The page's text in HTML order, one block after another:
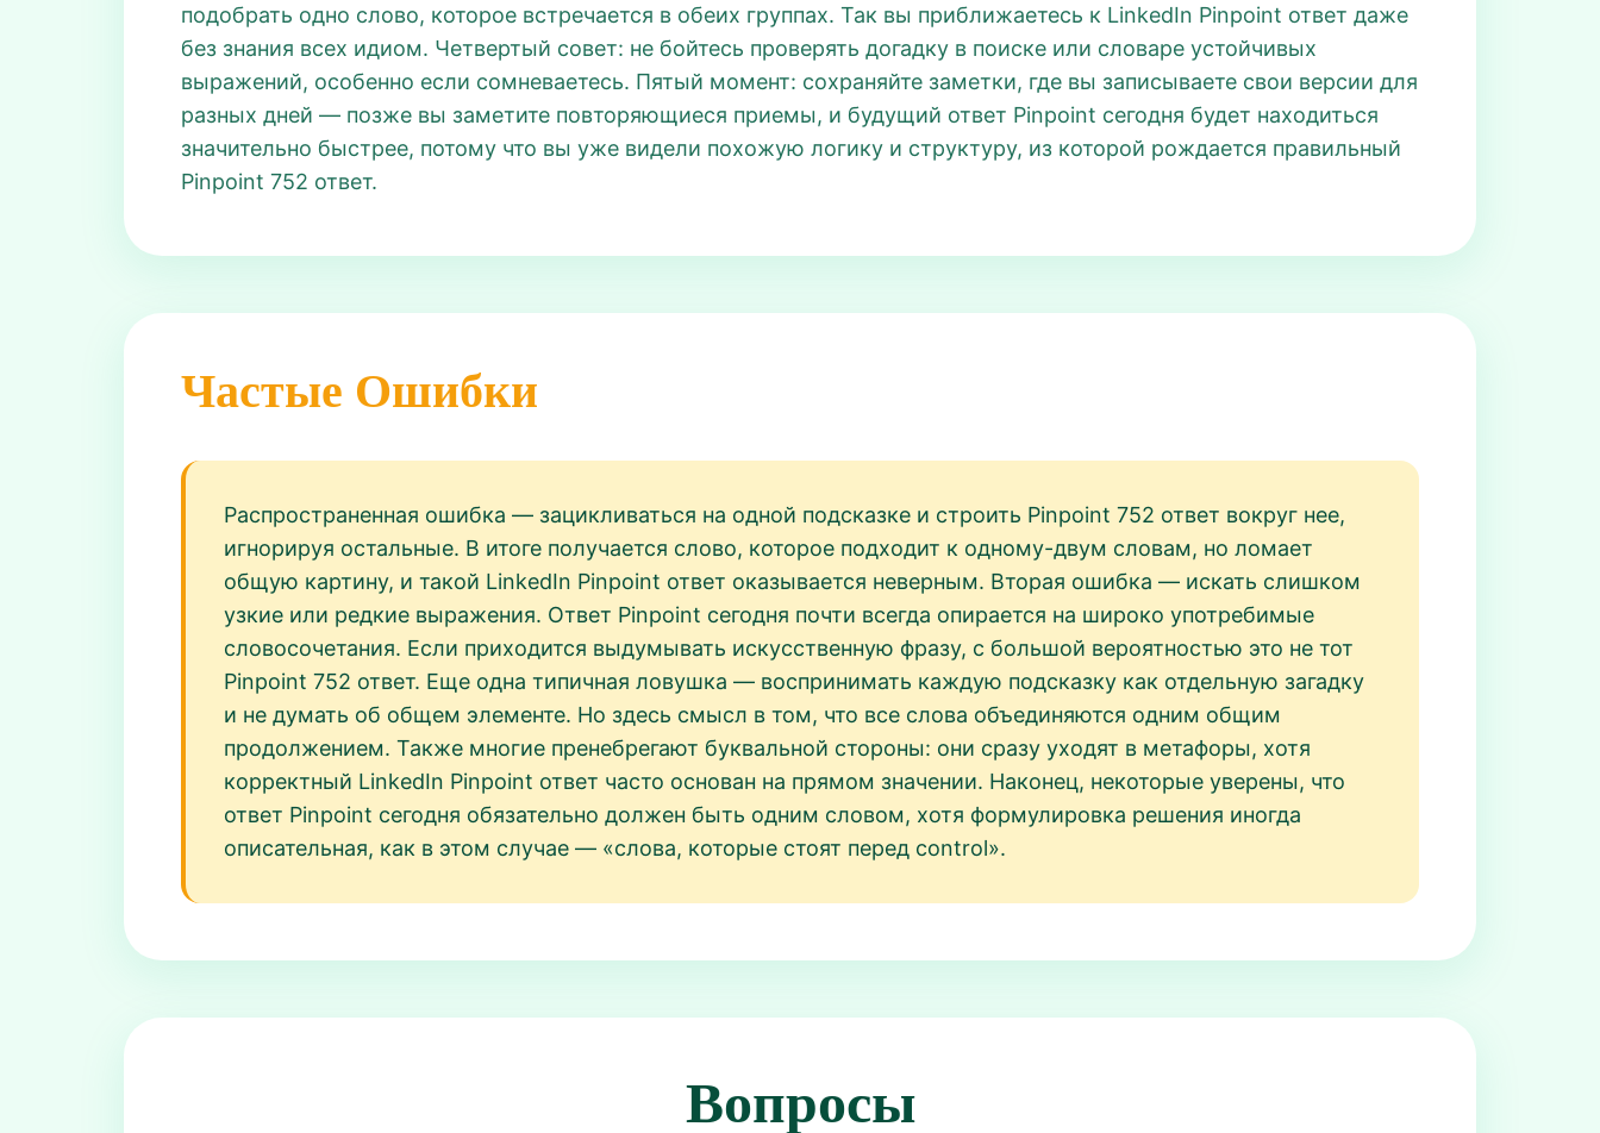
подобрать одно слово, которое встречается в обеих группах. Так вы приближаетесь к LinkedIn Pinpoint ответ даже
без знания всех идиом. Четвертый совет: не бойтесь проверять догадку в поиске или словаре устойчивых
выражений, особенно если сомневаетесь. Пятый момент: сохраняйте заметки, где вы записываете свои версии для
разных дней — позже вы заметите повторяющиеся приемы, и будущий ответ Pinpoint сегодня будет находиться
значительно быстрее, потому что вы уже видели похожую логику и структуру, из которой рождается правильный
Pinpoint 752 ответ.
Частые Ошибки
Распространенная ошибка — зацикливаться на одной подсказке и строить Pinpoint 752 ответ вокруг нее,
игнорируя остальные. В итоге получается слово, которое подходит к одному-двум словам, но ломает
общую картину, и такой LinkedIn Pinpoint ответ оказывается неверным. Вторая ошибка — искать слишком
узкие или редкие выражения. Ответ Pinpoint сегодня почти всегда опирается на широко употребимые
словосочетания. Если приходится выдумывать искусственную фразу, с большой вероятностью это не тот
Pinpoint 752 ответ. Еще одна типичная ловушка — воспринимать каждую подсказку как отдельную загадку
и не думать об общем элементе. Но здесь смысл в том, что все слова объединяются одним общим
продолжением. Также многие пренебрегают буквальной стороны: они сразу уходят в метафоры, хотя
корректный LinkedIn Pinpoint ответ часто основан на прямом значении. Наконец, некоторые уверены, что
ответ Pinpoint сегодня обязательно должен быть одним словом, хотя формулировка решения иногда
описательная, как в этом случае — «слова, которые стоят перед control».
Вопросы